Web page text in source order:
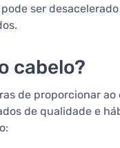
ser
cabelo?
de proporcionar
de qualidade e